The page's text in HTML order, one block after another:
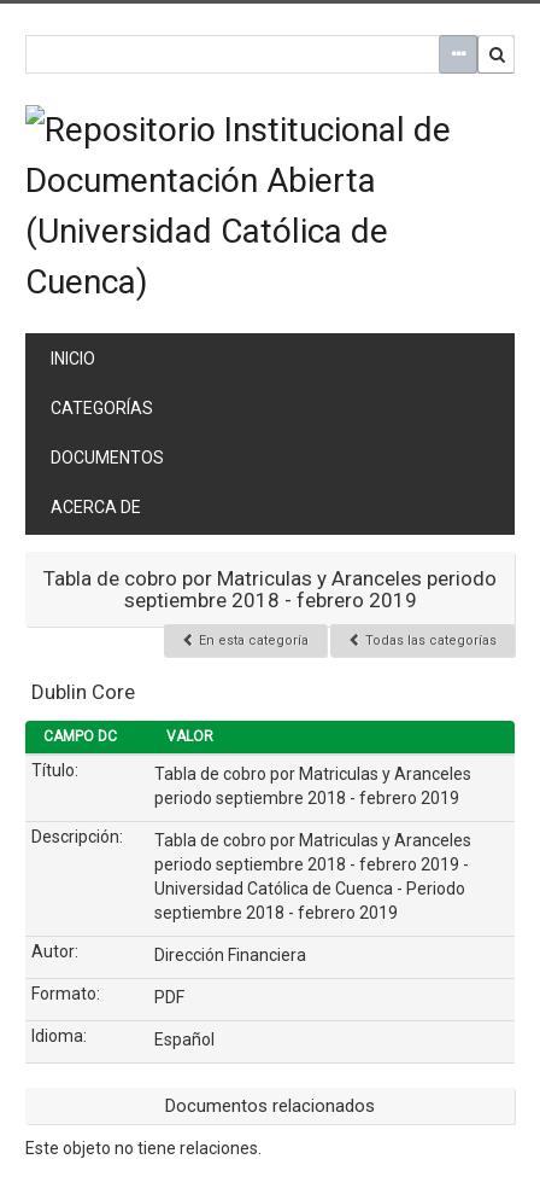
INICIO
CATEGORÍAS
DOCUMENTOS
ACERCA DE
Tabla de cobro por Matriculas y Aranceles periodo
septiembre 2018 - febrero 2019
En esta categoría Todas las categorías
Dublin Core
CAMPO DC VALOR
Título:
Tabla de cobro por Matriculas y Aranceles
periodo septiembre 2018 - febrero 2019
Descripción:
Tabla de cobro por Matriculas y Aranceles
periodo septiembre 2018 - febrero 2019 -
Universidad Católica de Cuenca - Periodo
septiembre 2018 - febrero 2019
Autor:
Dirección Financiera
Formato:
PDF
Idioma:
Español
Documentos relacionados
Este objeto no tiene relaciones.